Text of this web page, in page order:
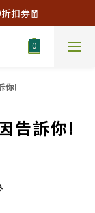
扣券🧧
你!
告訴你!